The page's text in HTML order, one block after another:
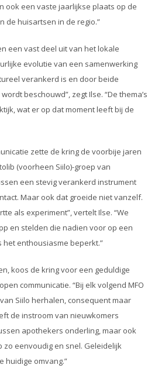
ook een vaste jaarlijkse plaats op de
de huisartsen in de regio.”
een vast deel uit van het lokale
evolutie van een samenwerking
verankerd is en door beide
beschouwd”, zegt Ilse. “De thema’s
wat er op dat moment leeft bij de
zette de kring de voorbije jaren
(voorheen Siilo)-groep van
een stevig verankerd instrument
Maar ook dat groeide niet vanzelf.
als experiment”, vertelt Ilse. “We
en stelden die nadien voor op een
het enthousiasme beperkt.”
koos de kring voor een geduldige
communicatie. “Bij elk volgend MFO
Siilo herhalen, consequent maar
de instroom van nieuwkomers
apothekers onderling, maar ook
zo eenvoudig en snel. Geleidelijk
huidige omvang.”